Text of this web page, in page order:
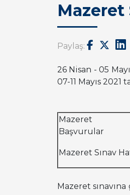
Mazeret
Paylaş:
26 Nisan - 05
07-11 Mayıs 2021
Mazeret
Başvurular
Mazeret Sınav
Mazeret